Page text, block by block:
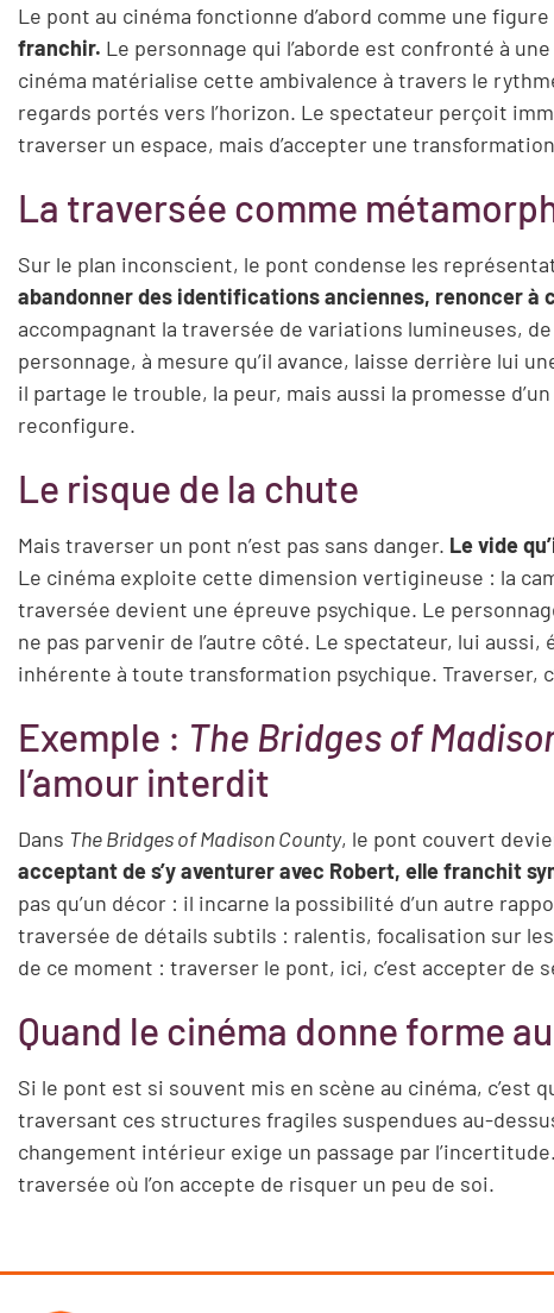
Le pont au cinéma fonctionne d’abord comme une
franchir. Le personnage qui l’aborde est confronté à
cinéma matérialise cette ambivalence à travers le
regards portés vers l’horizon. Le spectateur perçoit
traverser un espace, mais d’accepter une
La traversée comme
Sur le plan inconscient, le pont condense les
abandonner des identifications anciennes, renoncer à
accompagnant la traversée de variations lumineuses,
personnage, à mesure qu’il avance, laisse derrière lui
il partage le trouble, la peur, mais aussi la promesse
reconfigure.
Le risque de la chute
Mais traverser un pont n’est pas sans danger. Le vide
Le cinéma exploite cette dimension vertigineuse : la
traversée devient une épreuve psychique. Le
ne pas parvenir de l’autre côté. Le spectateur, lui
inhérente à toute transformation psychique. Traverser,
Exemple : The Bridges of
l’amour interdit
Dans The Bridges of Madison County, le pont couvert
acceptant de s’y aventurer avec Robert, elle franchit
pas qu’un décor : il incarne la possibilité d’un autre
traversée de détails subtils : ralentis, focalisation sur
de ce moment : traverser le pont, ici, c’est accepter de
Quand le cinéma donne forme
Si le pont est si souvent mis en scène au cinéma, c’est
traversant ces structures fragiles suspendues au-
changement intérieur exige un passage par
traversée où l’on accepte de risquer un peu de soi.